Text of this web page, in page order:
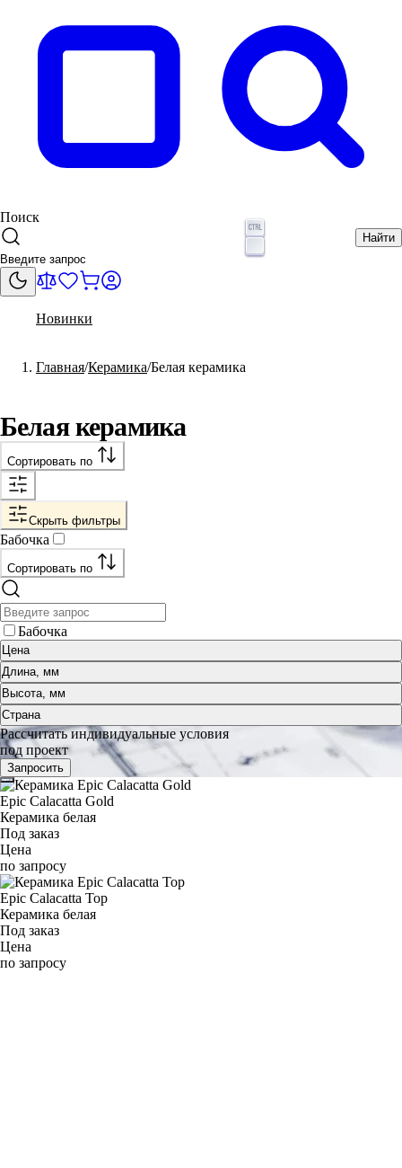
Поиск
Найти
Новинки
Главная Керамика Белая керамика
Белая керамика
Сортировать по
Скрыть фильтры
Бабочка
Сортировать по
Бабочка
Цена
Длина, мм
Высота, мм
Страна
Рассчитать индивидуальные условия
под проект
Запросить
Epic Calacatta Gold
Керамика белая
Под заказ
Цена
по запросу
Epic Calacatta Top
Керамика белая
Под заказ
Цена
по запросу